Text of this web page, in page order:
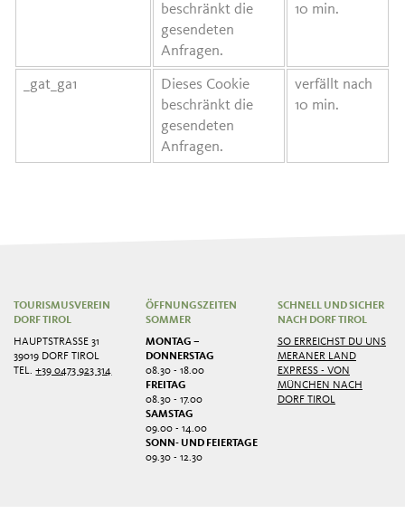
beschränkt die
gesendeten
Anfragen.
10 min.
_gat_ga1
Dieses Cookie
beschränkt die
gesendeten
Anfragen.
verfällt nach
10 min.
TOURISMUSVEREIN
DORF TIROL
HAUPTSTRASSE 31
39019 DORF TIROL
TEL.+39 0473 923 314
ÖFFNUNGSZEITEN
SOMMER
MONTAG –
DONNERSTAG
08.30 - 18.00
FREITAG
08.30 - 17.00
SAMSTAG
09.00 - 14.00
SONN- UND FEIERTAGE
09.30 - 12.30
SCHNELL UND SICHER
NACH DORF TIROL
SO ERREICHST DU UNS
MERANER LAND
EXPRESS - VON
MÜNCHEN NACH
DORF TIROL